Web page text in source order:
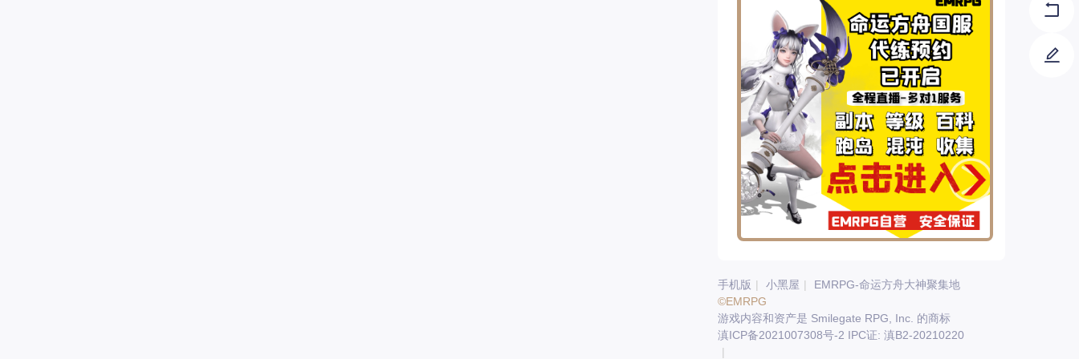
手机版 | 小黑屋 |
EMRPG-命运方舟大神聚集地
©EMRPG
游戏内容和资产是 Smilegate RPG, Inc. 的商标
滇ICP备2021007308号-2 IPC证: 滇B2-20210220
|